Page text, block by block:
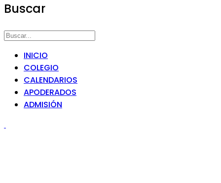
Buscar
INICIO
COLEGIO
CALENDARIOS
APODERADOS
ADMISIÓN